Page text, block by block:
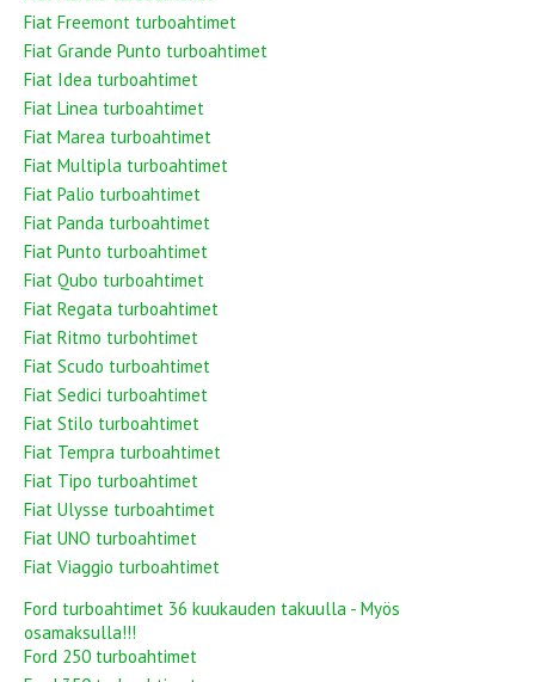
Fiat Freemont turboahtimet
Fiat Grande Punto turboahtimet
Fiat Idea turboahtimet
Fiat Linea turboahtimet
Fiat Marea turboahtimet
Fiat Multipla turboahtimet
Fiat Palio turboahtimet
Fiat Panda turboahtimet
Fiat Punto turboahtimet
Fiat Qubo turboahtimet
Fiat Regata turboahtimet
Fiat Ritmo turbohtimet
Fiat Scudo turboahtimet
Fiat Sedici turboahtimet
Fiat Stilo turboahtimet
Fiat Tempra turboahtimet
Fiat Tipo turboahtimet
Fiat Ulysse turboahtimet
Fiat UNO turboahtimet
Fiat Viaggio turboahtimet
Ford turboahtimet 36 kuukauden takuulla - Myös
osamaksulla!!!
Ford 250 turboahtimet